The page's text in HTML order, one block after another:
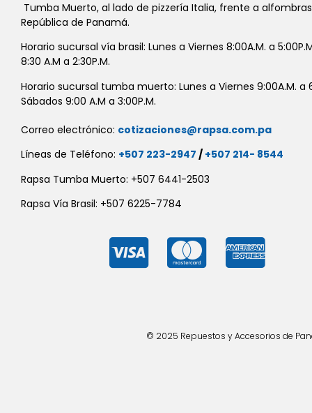
Tumba Muerto, al lado de pizzería Italia, frente a
República de Panamá.
Horario sucursal vía brasil: Lunes a Viernes 8:00A.M. a
8:30 A.M a 2:30P.M.
Horario sucursal tumba muerto: Lunes a Viernes 9:00A.M. a
Sábados 9:00 A.M a 3:00P.M.
Correo electrónico: cotizaciones@rapsa.com.pa
Líneas de Teléfono: +507 223-2947 / +507 214- 8544
Rapsa Tumba Muerto: +507 6441-2503
Rapsa Vía Brasil: +507 6225-7784
© 2025 Repuestos y Accesorios de